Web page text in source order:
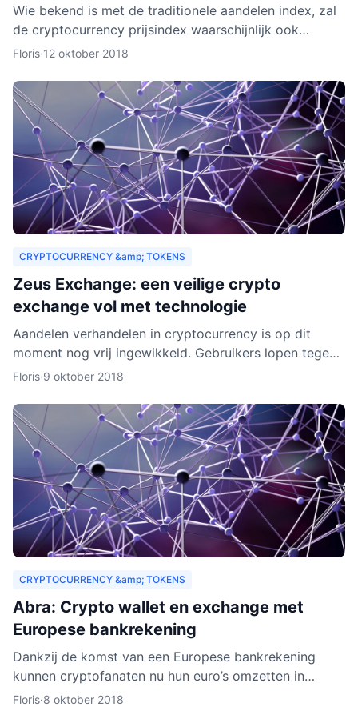
Wie bekend is met de traditionele aandelen index, zal
de cryptocurrency prijsindex waarschijnlijk ook
interessant vinden. In dit artikel behandelen we hoe
Floris·12 oktober 2018
CRYPTOCURRENCY &amp; TOKENS
Zeus Exchange: een veilige crypto
exchange vol met technologie
Aandelen verhandelen in cryptocurrency is op dit
moment nog vrij ingewikkeld. Gebruikers lopen tegen
drempels aan. Er gelden bijvoorbeeld strenge regels,
Floris·9 oktober 2018
CRYPTOCURRENCY &amp; TOKENS
Abra: Crypto wallet en exchange met
Europese bankrekening
Dankzij de komst van een Europese bankrekening
kunnen cryptofanaten nu hun euro’s omzetten in
cryptogeld. Hiervoor hoeft alleen geld gestort te
Floris·8 oktober 2018